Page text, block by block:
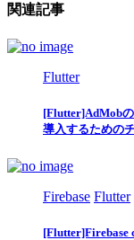
関連記事
Flutter
[Flutter]AdMob
導入するための
Firebase Flutter
[Flutter]Firebase